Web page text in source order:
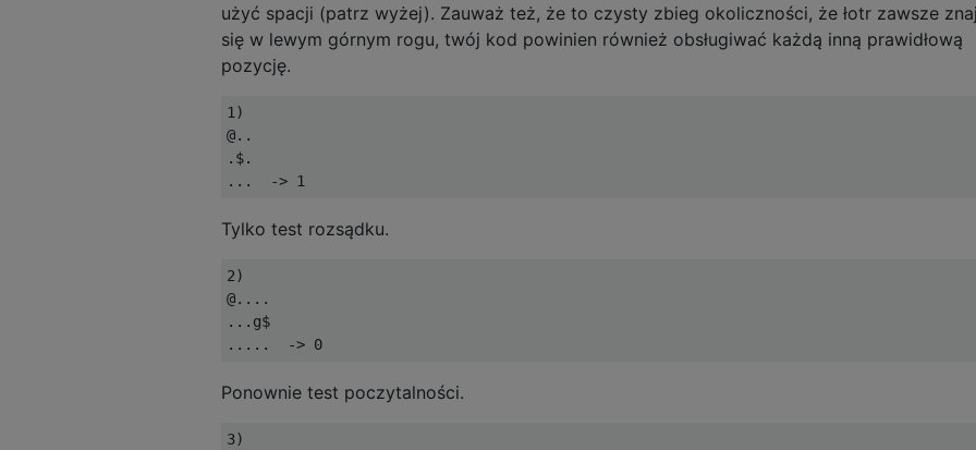
użyć spacji (patrz wyżej). Zauważ też, że to czysty zbieg okoliczności, że łotr zawsze
się w lewym górnym rogu, twój kod powinien również obsługiwać każdą inną prawidłową
pozycję.
1)
@..
.$.
Tylko test rozsądku.
2)
@....
...g$
Ponownie test poczytalności.
3)